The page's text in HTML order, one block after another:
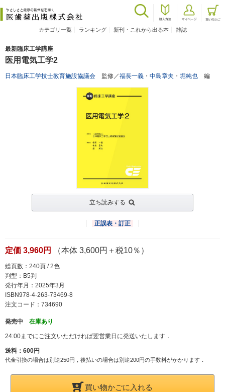
カテゴリ一覧 ランキング 新刊・これから出る本 雑誌
最新臨床工学講座
医用電気工学2
日本臨床工学技士教育施設協議会 監修／福長一義 ・ 中島章夫 ・ 堀純也 編
立ち読みする
正誤表・訂正
定価 3,960円 （本体 3,600円＋税10％）
総頁数：240頁 / 2色
判型：B5判
発行年月：2025年3月
ISBN978-4-263-73469-8
注文コード：734690
発売中 在庫あり
24:00までにご注文いただければ翌営業日に発送いたします．
送料：600円
代金引換の場合は別途250円，後払いの場合は別途200円の手数料がかかります．
買い物かごに入れる